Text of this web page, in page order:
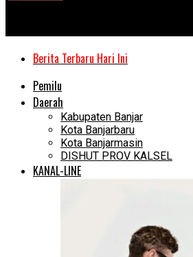
Berita Terbaru Hari Ini
Pemilu
Daerah
Kabupaten Banjar
Kota Banjarbaru
Kota Banjarmasin
DISHUT PROV KALSEL
KANAL-LINE